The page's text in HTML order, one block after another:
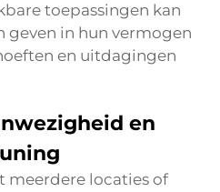
toepassingen kan
geven in hun vermogen
en uitdagingen
en
meerdere locaties of